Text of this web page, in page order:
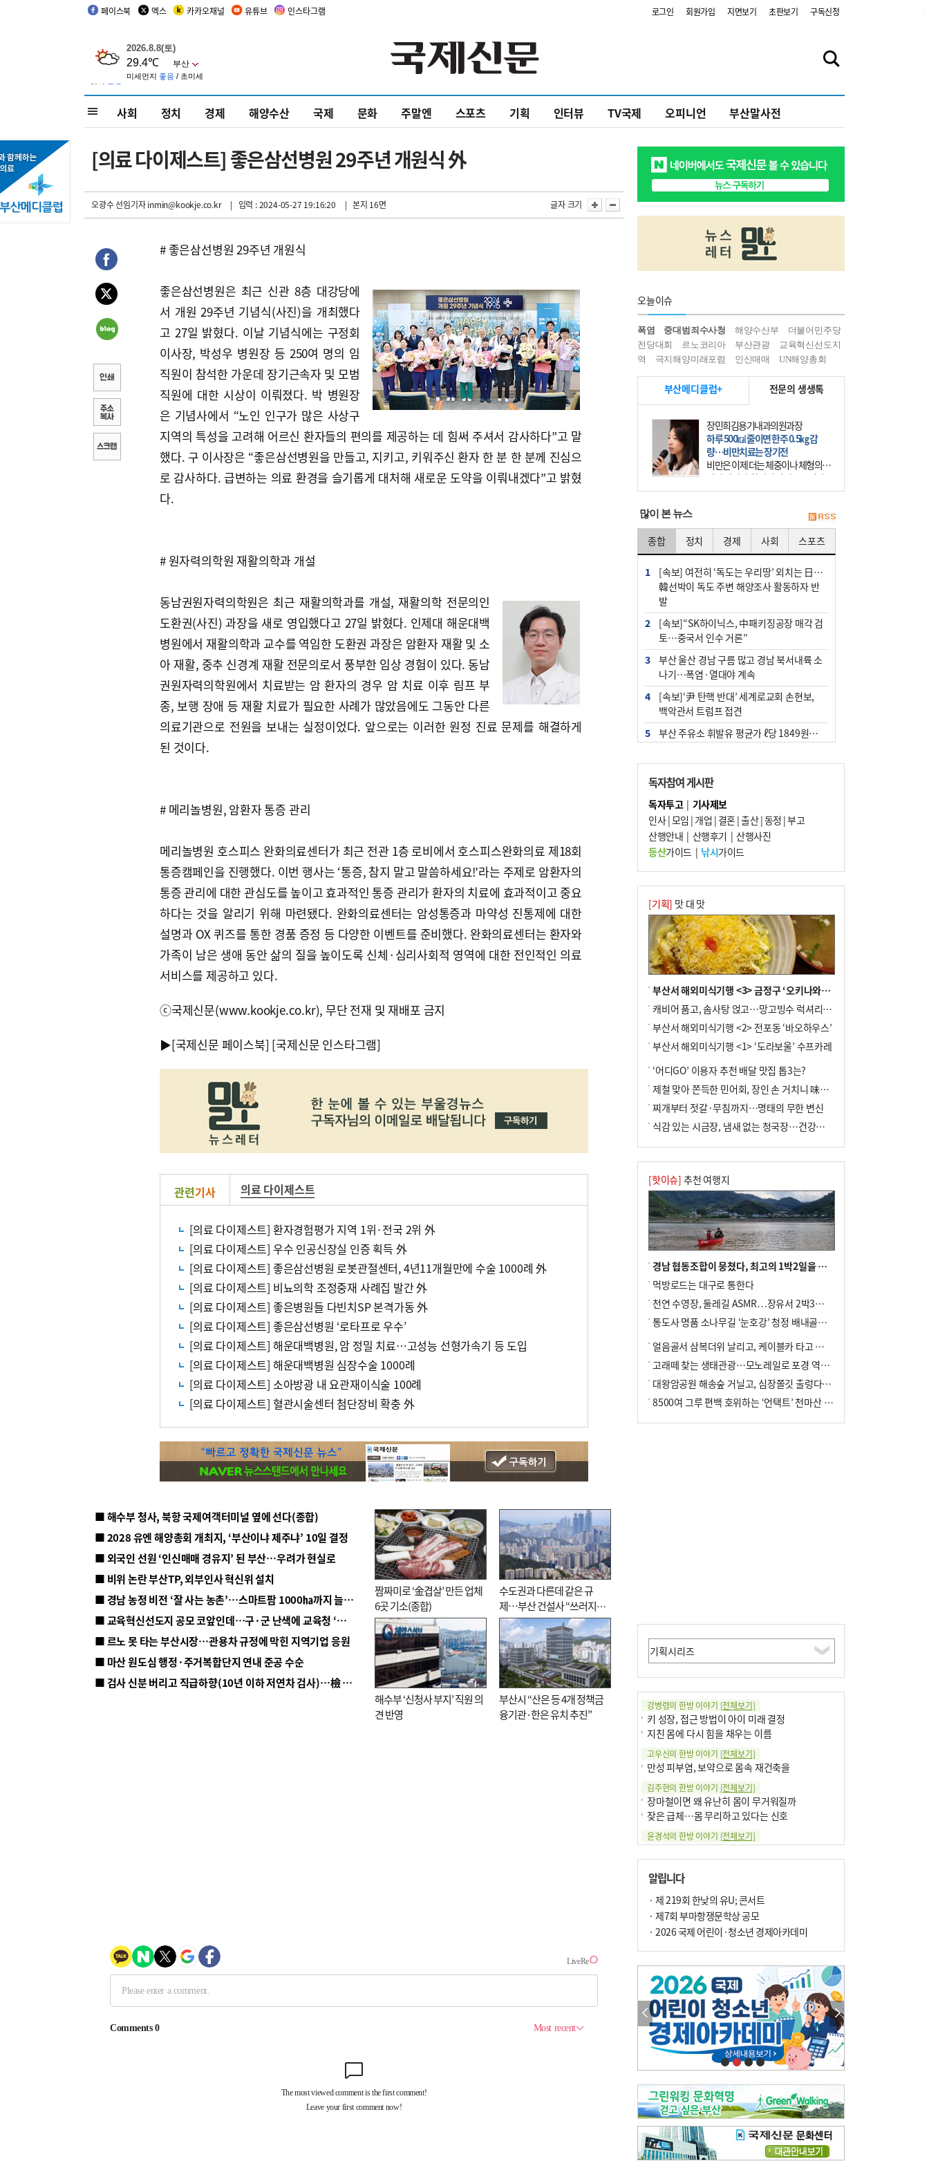
페이스북 엑스 카카오채널 유튜브 인스타그램 로그인 회원가입 지면보기 초판보기 구독신청
사회 정치 경제 해양수산 국제 문화 주말엔 스포츠 기획 인터뷰 TV국제 오피니언 부산말사전
[의료 다이제스트] 좋은삼선병원 29주년 개원식 外
오광수 선임기자inmin@kookje.co.kr | 입력 : 2024-05-27 19:16:20 | 본지 16면 글자 크기
# 좋은삼선병원 29주년 개원식
좋은삼선병원은 최근 신관 8층 대강당에
서 개원 29주년 기념식(사진)을 개최했다
고 27일 밝혔다. 이날 기념식에는 구정회
이사장, 박성우 병원장 등 250여 명의 임
직원이 참석한 가운데 장기근속자 및 모범
직원에 대한 시상이 이뤄졌다. 박 병원장
은 기념사에서 “노인 인구가 많은 사상구
지역의 특성을 고려해 어르신 환자들의 편의를 제공하는 데 힘써 주셔서 감사하다”고 말
했다. 구 이사장은 “좋은삼선병원을 만들고, 지키고, 키워주신 환자 한 분 한 분께 진심으
로 감사하다. 급변하는 의료 환경을 슬기롭게 대처해 새로운 도약을 이뤄내겠다”고 밝혔
다.
# 원자력의학원 재활의학과 개설
동남권원자력의학원은 최근 재활의학과를 개설, 재활의학 전문의인
도환권(사진) 과장을 새로 영입했다고 27일 밝혔다. 인제대 해운대백
병원에서 재활의학과 교수를 역임한 도환권 과장은 암환자 재활 및 소
아 재활, 중추 신경계 재활 전문의로서 풍부한 임상 경험이 있다. 동남
권원자력의학원에서 치료받는 암 환자의 경우 암 치료 이후 림프 부
종, 보행 장애 등 재활 치료가 필요한 사례가 많았음에도 그동안 다른
의료기관으로 전원을 보내는 실정이었다. 앞으로는 이러한 원정 진료 문제를 해결하게
된 것이다.
# 메리놀병원, 암환자 통증 관리
메리놀병원 호스피스 완화의료센터가 최근 전관 1층 로비에서 호스피스완화의료 제18회
통증캠페인을 진행했다. 이번 행사는 ‘통증, 참지 말고 말씀하세요!’라는 주제로 암환자의
통증 관리에 대한 관심도를 높이고 효과적인 통증 관리가 환자의 치료에 효과적이고 중요
하다는 것을 알리기 위해 마련됐다. 완화의료센터는 암성통증과 마약성 진통제에 대한
설명과 OX 퀴즈를 통한 경품 증정 등 다양한 이벤트를 준비했다. 완화의료센터는 환자와
가족이 남은 생애 동안 삶의 질을 높이도록 신체·심리사회적 영역에 대한 전인적인 의료
서비스를 제공하고 있다.
ⓒ국제신문(www.kookje.co.kr), 무단 전재 및 재배포 금지
▶[국제신문 페이스북] [국제신문 인스타그램]
관련기사 의료 다이제스트
[의료 다이제스트] 환자경험평가 지역 1위·전국 2위 外
[의료 다이제스트] 우수 인공신장실 인증 획득 外
[의료 다이제스트] 좋은삼선병원 로봇관절센터, 4년11개월만에 수술 1000례 外
[의료 다이제스트] 비뇨의학 조정중재 사례집 발간 外
[의료 다이제스트] 좋은병원들 다빈치SP 본격가동 外
[의료 다이제스트] 좋은삼선병원 ‘로타프로 우수’
[의료 다이제스트] 해운대백병원, 암 정밀 치료…고성능 선형가속기 등 도입
[의료 다이제스트] 해운대백병원 심장수술 1000례
[의료 다이제스트] 소아방광 내 요관재이식술 100례
[의료 다이제스트] 혈관시술센터 첨단장비 확충 外
■ 해수부 청사, 북항 국제여객터미널 옆에 선다(종합)
■ 2028 유엔 해양총회 개최지, ‘부산이냐 제주냐’ 10일 결정
■ 외국인 선원 ‘인신매매 경유지’ 된 부산…우려가 현실로
■ 비위 논란 부산TP, 외부인사 혁신위 설치
■ 경남 농정 비전 ‘잘 사는 농촌’…스마트팜 1000㏊까지 늘린다
■ 교육혁신선도지 공모 코앞인데…구·군 난색에 교육청 ‘쩔쩔’
■ 르노 못 타는 부산시장…관용차 규정에 막힌 지역기업 응원
■ 마산 원도심 행정·주거복합단지 연내 준공 수순
■ 검사 신분 버리고 직급하향(10년 이하 저연차 검사)…檢 중수청행 기피
짬짜미로 ‘金겹살’ 만든 업체
6곳 기소(종합)
수도권과 다른데 같은 규
제…부산 건설사 “쓰러지기
직전”
해수부 ‘신청사 부지’ 직원 의
견 반영
부산시 “산은 등 4개 정책금
융기관·한은 유치 추진”
오늘이슈
폭염 중대범죄수사청 해양수산부
더불어민주당
전당대회
르노코리아 부산관광
교육혁신선도지
역
극지해양미래포럼 인신매매 UN해양총회
부산메디클럽+ 전문의 생생톡
장민희김용기내과의원과장
하루 500㎉ 줄이면 한주 0.5㎏ 감
량…비만치료는 장기전
비만은 이제 더는 체중이나 체형의 문
제가 아니다. 하나의 질병으로 인지
하고 치료와 관리를 해야 한다. 세계
많이 본 뉴스
종합 정치 경제 사회 스포츠
1
[속보] 여전히 ‘독도는 우리땅’ 외치는 日…
韓선박이 독도 주변 해양조사 활동하자 반
발
2
[속보]“SK하이닉스, 中패키징공장 매각 검
토…중국서 인수 거론”
3
부산 울산 경남 구름 많고 경남 북서내륙 소
나기…폭염·열대야 계속
4
[속보]‘尹 탄핵 반대’ 세계로교회 손현보,
백악관서 트럼프 접견
5
부산 주유소 휘발유 평균가 ℓ당 1849원…
군사기밀 유출자 색출 지시
7
[속보] ‘심판 성접대’ 논란 축구협회 공식 사
과…“현재는 부적절 행위 없어”
8
"올해 코스피 사이드카 43회 중 25회는 삼
전닉스 ETF 이후 발생"
10 서울 중랑구서 흉기 난동…60대 남성 2명
사망
독자참여 게시판
독자투고| 기사제보
인사|모임 | 개업 | 결혼|출산|동정 |부고
산행안내 | 산행후기 | 산행사진
등산가이드| 낚시가이드
[기획] 맛 대 맛
부산서 해외미식기행 <3> 금정구 ‘오키나와키친’
캐비어 품고, 솜사탕 얹고…망고빙수 럭셔리한 진화
부산서 해외미식기행 <2> 전포동 ‘바오하우스’
부산서 해외미식기행 <1> ‘도라보울’ 수프카레
‘어디GO’ 이용자 추천 배달 맛집 톱3는?
제철 맞아 쫀득한 민어회, 장인 손 거치니 味친 한상
찌개부터 젓갈·무침까지…명태의 무한 변신
식감 있는 시금장, 냄새 없는 청국장…건강한 발효 밥상
[핫이슈] 추천 여행지
경남 협동조합이 뭉쳤다, 최고의 1박2일을 위해
먹방로드는 대구로 통한다
천연 수영장, 둘레길 ASMR…장유서 2박3일 소확행
통도사 명품 소나무길 ‘눈호강’ 청정 배내골서 더위 싹
얼음골서 삼복더위 날리고, 케이블카 타고 신선놀음
고래떼 찾는 생태관광…모노레일로 포경 역사여행
대왕암공원 해송숲 거닐고, 심장쫄깃 출렁다리 건너봐
8500여 그루 편백 호위하는 ‘언택트’ 천마산 산림욕장
강병령의 한방 이야기 [전체보기]
키 성장, 접근 방법이 아이 미래 결정
지친 몸에 다시 힘을 채우는 이름
고우신의 한방 이야기 [전체보기]
만성 피부염, 보약으로 몸속 재건축을
김주현의 한방 이야기 [전체보기]
장마철이면 왜 유난히 몸이 무거워질까
잦은 급체…몸 무리하고 있다는 신호
윤경석의 한방 이야기 [전체보기]
땀 멈추려 하지 말고 원인부터 찾아야
손 떨림, 늙음 증거일까 질병 신호일까
윤화정의 한방 이야기
냉기 직접 닿으면 ‘구안와사’ 위험
의료 다이제스트[전체보기]
환자경험평가 지역 1위·전국 2위 外
이유림의 한방 이야기[전체보기]
한방치료, 통증 관리의 새 해법
정영자 시민기자의 웰니스 [전체보기]
습한 여름…몸 깨우는 ‘순환 처방전’
자연·쉼에서 찾는 ‘웰니스 처방전’
조성우의 한방 이야기[전체보기]
봄의 설렘보다 먼저 내 몸의 달램
진료실에서[전체보기]
B형 간염은 ‘간암 시한폭탄’…비활동기 환자도 꼭 6개월 주기 검사
최수지의 한방 이야기 [전체보기]
‘생리 안 해서 편하다’는 위험한 착각
알립니다
· 제 219회 한낮의 유U; 콘서트
· 제7회 부마항쟁문학상 공모
· 2026 국제 어린이·청소년 경제아카데미